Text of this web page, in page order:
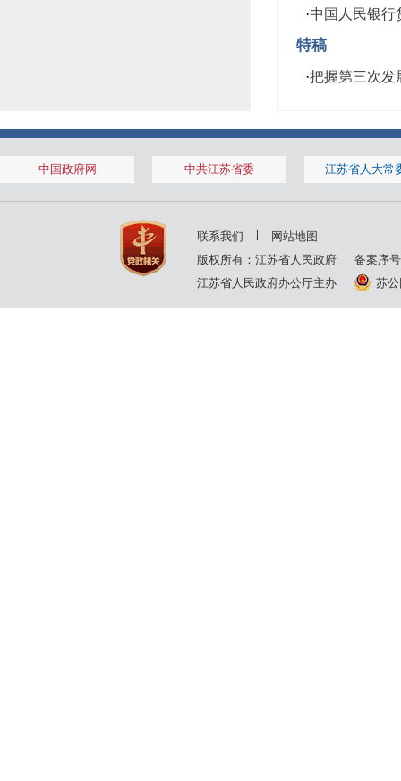
·中国人民银行
特稿
·把握第三次发
中国政府网 中共江苏省委 江苏省人大常
联系我们
网站地图
版权所有：江苏省人民政府
备案序
江苏省人民政府办公厅主办
苏